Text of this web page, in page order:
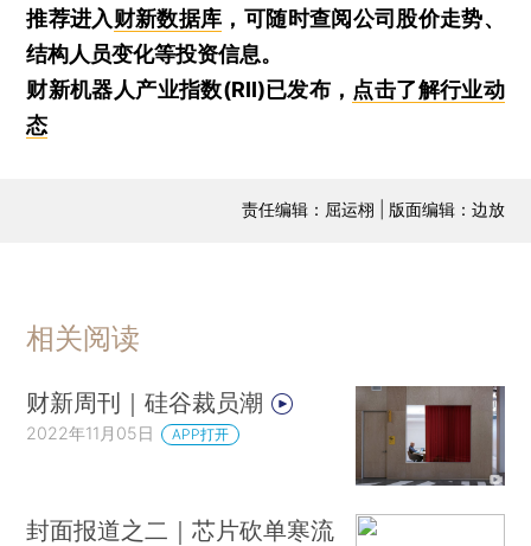
推荐进入财新数据库 ，可随时查阅公司股价走势、
结构人员变化等投资信息。
财新机器人产业指数(RII)已发布， 点击了解行业动
态
责任编辑：屈运栩 | 版面编辑：边放
相关阅读
财新周刊｜硅谷裁员潮
2022年11月05日 APP打开
封面报道之二｜芯片砍单寒流